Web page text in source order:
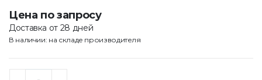
Цена по запросу
Доставка от 28 дней
В наличии: на складе производителя